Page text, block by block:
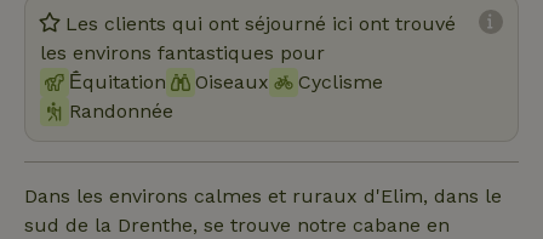
Les clients qui ont séjourné ici ont trouvé
les environs fantastiques pour
Ḗquitation
Oiseaux
Cyclisme
Randonnée
Dans les environs calmes et ruraux d'Elim, dans le
sud de la Drenthe, se trouve notre cabane en